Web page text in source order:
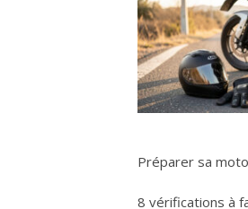
Préparer sa
8 vérifications à